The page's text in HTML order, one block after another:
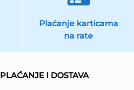
Plaćanje karticama
na rate
PLAĆANJE I DOSTAVA